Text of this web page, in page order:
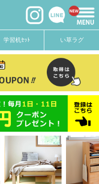
学習机ｾｯﾄ い草ラグ